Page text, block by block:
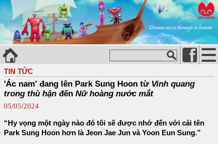
TIN TỨC
'Ác nam' đang lên Park Sung Hoon từ Vinh quang
trong thù hận đến Nữ hoàng nước mắt
05/05/2024
“Hy vọng một ngày nào đó tôi sẽ được nhớ đến với cái tên
Park Sung Hoon hơn là Jeon Jae Jun và Yoon Eun Sung.”